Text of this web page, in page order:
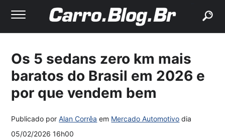
Os 5 sedans zero km mais
baratos do Brasil em 2026 e
por que vendem bem
Publicado porAlan Corrêa em Mercado Automotivo dia
05/02/2026 16h00